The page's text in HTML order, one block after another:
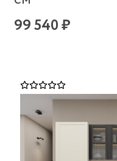
99 540 ₽